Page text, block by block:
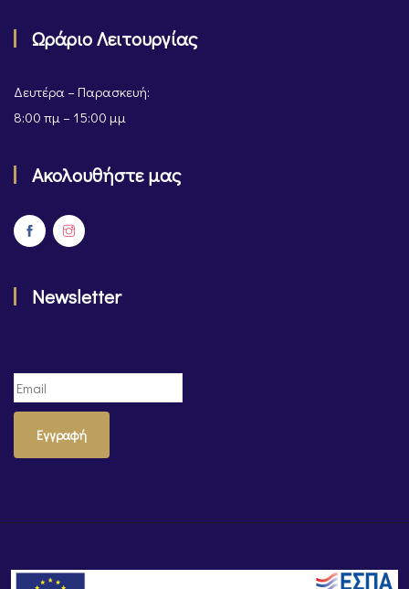
Ωράριο Λειτουργίας
Δευτέρα – Παρασκευή:
8:00 πμ – 15:00 μμ
Ακολουθήστε μας
Newsletter
Εγγραφή